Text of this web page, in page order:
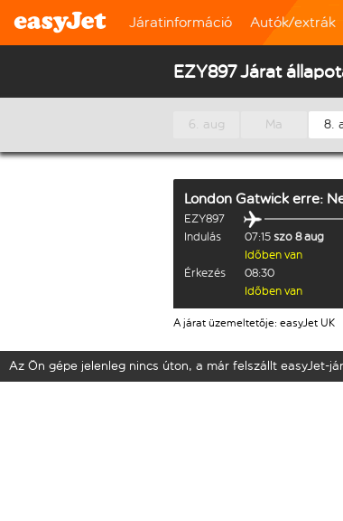
Járatinformáció Autók/extrák
EZY897 Járat
6. aug Ma 8.
London Gatwick erre:
EZY897
Indulás
07:15 szo 8 aug
Időben van
Érkezés
08:30
Időben van
A járat üzemeltetője: easyJet UK
Az Ön gépe jelenleg nincs úton, a már felszállt easyJet-